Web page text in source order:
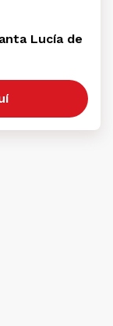
Lucía de